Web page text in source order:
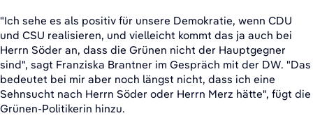
"Ich sehe es als positiv für unsere Demokratie, wenn CDU
und CSU realisieren, und vielleicht kommt das ja auch bei
Herrn Söder an, dass die Grünen nicht der Hauptgegner
sind", sagt Franziska Brantner im Gespräch mit der DW. "Das
bedeutet bei mir aber noch längst nicht, dass ich eine
Sehnsucht nach Herrn Söder oder Herrn Merz hätte", fügt die
Grünen-Politikerin hinzu.